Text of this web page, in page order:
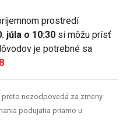
prostredí
júla o 10:30 si môžu prísť
je potrebné sa
nezodpovedá za zmeny
podujatia priamo u